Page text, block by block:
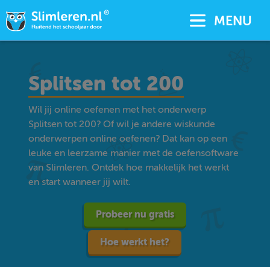
MENU
Splitsen tot 200
Wil jij online oefenen met het onderwerp
Splitsen tot 200? Of wil je andere wiskunde
onderwerpen online oefenen? Dat kan op een
leuke en leerzame manier met de oefensoftware
van Slimleren. Ontdek hoe makkelijk het werkt
en start wanneer jij wilt.
Probeer nu gratis
Hoe werkt het?